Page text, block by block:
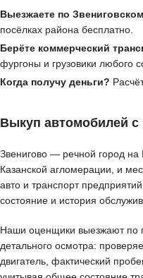
Выезжаете по
посёлках района бесплатно.
Берёте коммерческий
фургоны и грузовики любого
Когда получу деньги?
Выкуп автомобилей с
Звенигово — речной город
Казанской агломерации, и
авто и транспорт
состояние и история
Наши оценщики выезжают по
детального осмотра:
двигатель, фактический